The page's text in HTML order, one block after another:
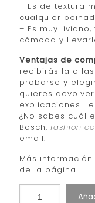
– Es de textura
cualquier
– Es muy
cómoda y
Ventajas de
recibirás la o
probarse y
quieres
explicaciones.
¿No sabes cuál
Bosch, fashion
email.
Más
de la página…